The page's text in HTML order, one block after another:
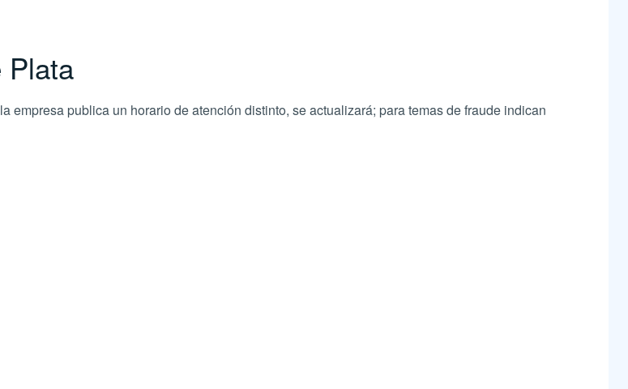
Plata
empresa publica un horario de atención distinto, se actualizará; para temas de fraude indican